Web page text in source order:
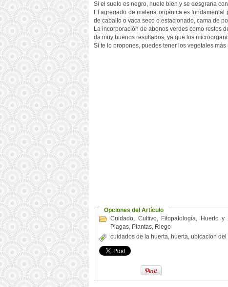
Si el suelo es negro, huele bien y se desgrana
El agregado de materia orgánica es
de caballo o vaca seco o estacionado, cama de
La incorporación de abonos verdes como restos
da muy buenos resultados, ya que los
Si te lo propones, puedes tener los vegetales
Opciones del Artículo
Cuidado, Cultivo, Fitopatología, Huerto y
Plagas, Plantas, Riego
cuidados de la huerta, huerta, ubicacion del